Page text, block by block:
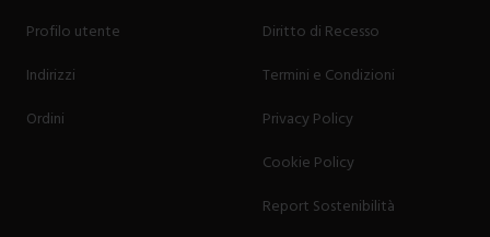
Profilo utente
Indirizzi
Ordini
Diritto di Recesso
Termini e Condizioni
Privacy Policy
Cookie Policy
Report Sostenibilità